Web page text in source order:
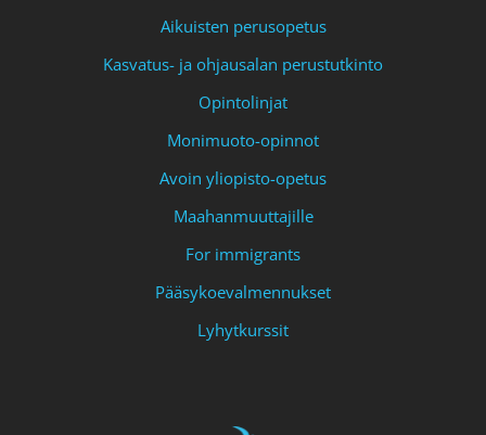
Aikuisten perusopetus
Kasvatus- ja ohjausalan perustutkinto
Opintolinjat
Monimuoto-opinnot
Avoin yliopisto-opetus
Maahanmuuttajille
For immigrants
Pääsykoevalmennukset
Lyhytkurssit